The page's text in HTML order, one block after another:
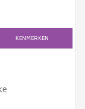
KENMERKEN